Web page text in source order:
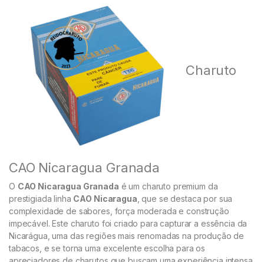
Charuto
CAO Nicaragua Granada
O CAO Nicaragua Granada é um charuto premium da
prestigiada linha CAO Nicaragua , que se destaca por sua
complexidade de sabores, força moderada e construção
impecável. Este charuto foi criado para capturar a essência da
Nicarágua, uma das regiões mais renomadas na produção de
tabacos, e se torna uma excelente escolha para os